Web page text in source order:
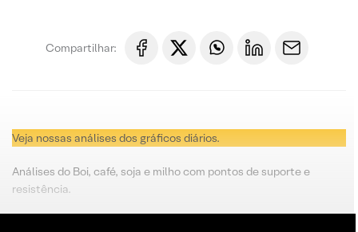
Compartilhar:
Veja nossas análises dos gráficos diários.
Análises do Boi, café, soja e milho com pontos de suporte e
resistência.